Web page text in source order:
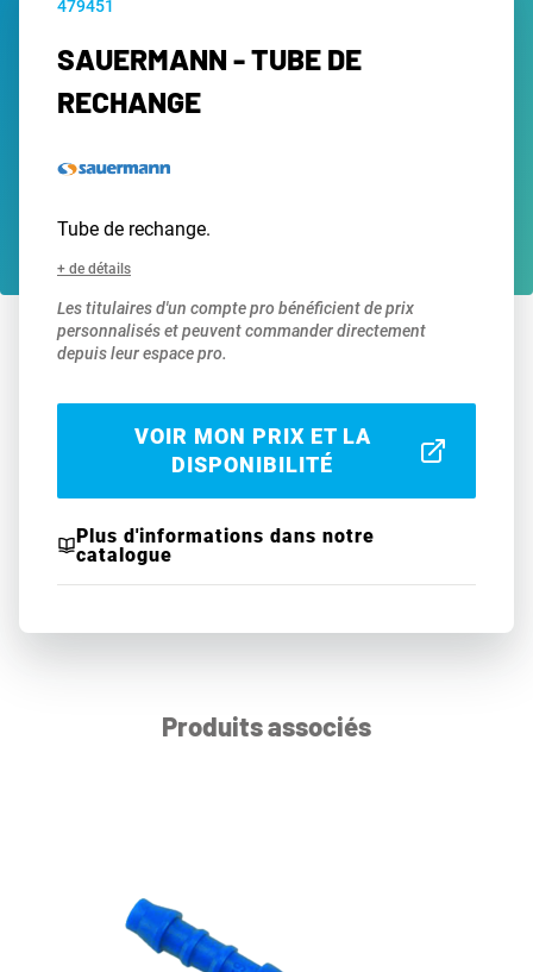
479451
SAUERMANN - TUBE DE
RECHANGE
Tube de rechange.
+ de détails
Les titulaires d'un compte pro bénéficient de prix
personnalisés et peuvent commander directement
depuis leur espace pro.
VOIR MON PRIX ET LA
DISPONIBILITÉ
Plus d'informations dans notre
catalogue
Produits associés